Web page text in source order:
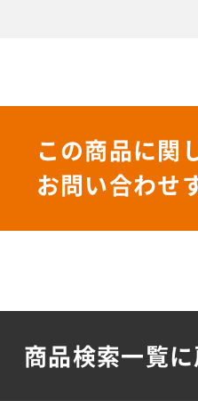
この商品に関
お問い合わせ
商品検索一覧